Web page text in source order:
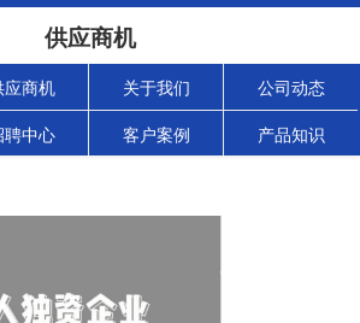
供应商机
应商机 关于我们 公司动态
聘中心 客户案例 产品知识